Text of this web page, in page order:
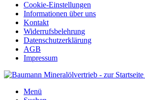
Cookie-Einstellungen
Informationen über uns
Kontakt
Widerrufsbelehrung
Datenschutzerklärung
AGB
Impressum
Menü